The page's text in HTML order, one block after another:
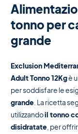
tonno per
grande
Exclusion
Adult Tonno 12Kgè
per soddisfare le
grande . La ricetta
utilizzandoil tonno
disidratate , per